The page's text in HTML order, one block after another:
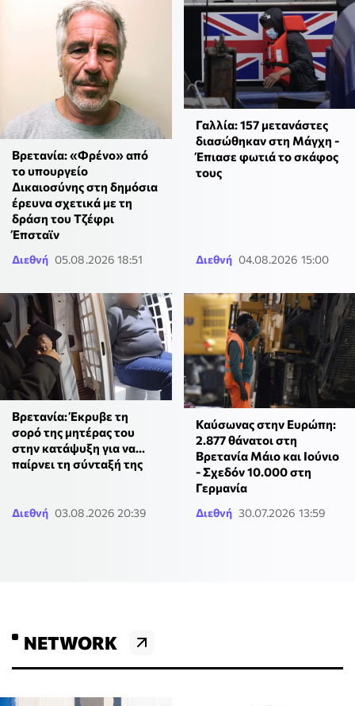
Βρετανία: «Φρένο» από
το υπουργείο
Δικαιοσύνης στη δημόσια
έρευνα σχετικά με τη
δράση του Τζέφρι
Έπσταϊν
Διεθνή 05.08.2026 18:51
Γαλλία: 157 μετανάστες
διασώθηκαν στη Μάγχη -
Έπιασε φωτιά το σκάφος
τους
Διεθνή 04.08.2026 15:00
Βρετανία: Έκρυβε τη
σορό της μητέρας του
στην κατάψυξη για να...
παίρνει τη σύνταξή της
Διεθνή 03.08.2026 20:39
Καύσωνας στην Ευρώπη:
2.877 θάνατοι στη
Βρετανία Μάιο και Ιούνιο
- Σχεδόν 10.000 στη
Γερμανία
Διεθνή 30.07.2026 13:59
NETWORK